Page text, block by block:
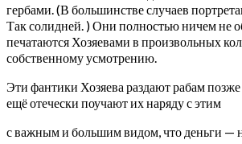
гербами. (В большинстве случаев
Так солидней. ) Они полностью ничем не
печатаются Хозяевами в произвольных
собственному усмотрению.
Эти фантики Хозяева раздают рабам позже
ещё отечески поучают их наряду с этим
с важным и большим видом, что деньги —